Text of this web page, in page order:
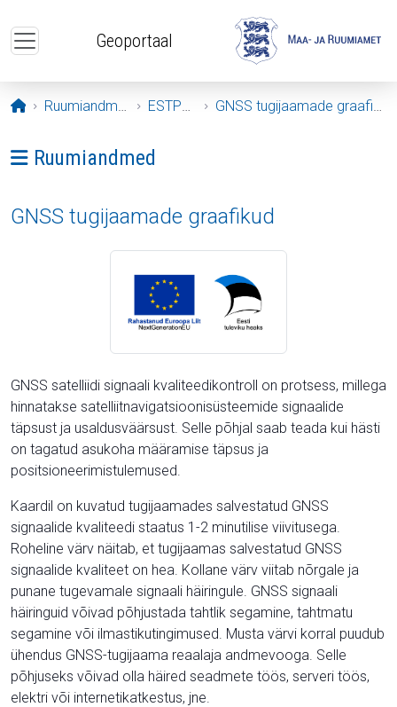
Geoportaal
Avaleht
Ruumiandmed ESTPOS GNSS tugijaamade graafikud
Ava menüü: Ruumiandmed
Ruumiandmed
GNSS tugijaamade graafikud
GNSS satelliidi signaali kvaliteedikontroll on protsess, millega
hinnatakse satelliitnavigatsioonisüsteemide signaalide
täpsust ja usaldusväärsust. Selle põhjal saab teada kui hästi
on tagatud asukoha määramise täpsus ja
positsioneerimistulemused.
Kaardil on kuvatud tugijaamades salvestatud GNSS
signaalide kvaliteedi staatus 1-2 minutilise viivitusega.
Roheline värv näitab, et tugijaamas salvestatud GNSS
signaalide kvaliteet on hea. Kollane värv viitab nõrgale ja
punane tugevamale signaali häiringule. GNSS signaali
häiringuid võivad põhjustada tahtlik segamine, tahtmatu
segamine või ilmastikutingimused. Musta värvi korral puudub
ühendus GNSS-tugijaama reaalaja andmevooga. Selle
põhjuseks võivad olla häired seadmete töös, serveri töös,
elektri või internetikatkestus, jne.